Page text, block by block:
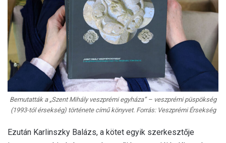
Bemutatták a „Szent Mihály veszprémi egyháza” – veszprémi püspökség
(1993-tól érsekség) története című könyvet. Forrás: Veszprémi Érsekség
Ezután Karlinszky Balázs, a kötet egyik szerkesztője